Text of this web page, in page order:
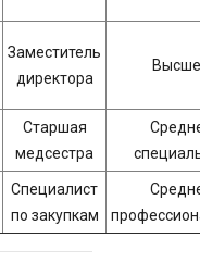
Заместитель
директора
Старшая
медсестра
Специалист
по закупкам